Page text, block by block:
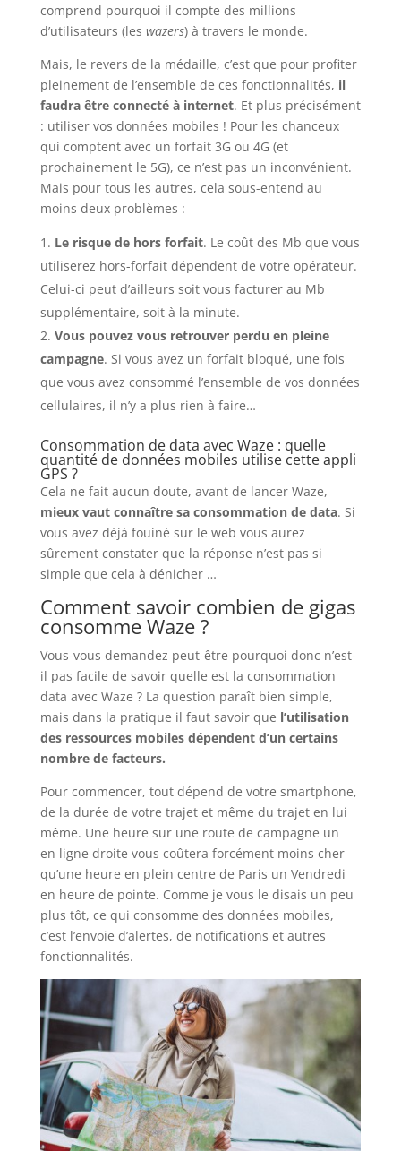
comprend pourquoi il compte des millions
d’utilisateurs (les wazers) à travers le monde.
Mais, le revers de la médaille, c’est que pour profiter
pleinement de l’ensemble de ces fonctionnalités, il
faudra être connecté à internet. Et plus précisément
: utiliser vos données mobiles ! Pour les chanceux
qui comptent avec un forfait 3G ou 4G (et
prochainement le 5G), ce n’est pas un inconvénient.
Mais pour tous les autres, cela sous-entend au
moins deux problèmes :
Le risque de hors forfait. Le coût des Mb que vous
utiliserez hors-forfait dépendent de votre opérateur.
Celui-ci peut d’ailleurs soit vous facturer au Mb
supplémentaire, soit à la minute.
Vous pouvez vous retrouver perdu en pleine
campagne. Si vous avez un forfait bloqué, une fois
que vous avez consommé l’ensemble de vos données
cellulaires, il n’y a plus rien à faire…
Consommation de data avec Waze : quelle
quantité de données mobiles utilise cette appli
GPS ?
Cela ne fait aucun doute, avant de lancer Waze,
mieux vaut connaître sa consommation de data. Si
vous avez déjà fouiné sur le web vous aurez
sûrement constater que la réponse n’est pas si
simple que cela à dénicher …
Comment savoir combien de gigas
consomme Waze ?
Vous-vous demandez peut-être pourquoi donc n’est-
il pas facile de savoir quelle est la consommation
data avec Waze ? La question paraît bien simple,
mais dans la pratique il faut savoir que l’utilisation
des ressources mobiles dépendent d’un certains
nombre de facteurs.
Pour commencer, tout dépend de votre smartphone,
de la durée de votre trajet et même du trajet en lui
même. Une heure sur une route de campagne un
en ligne droite vous coûtera forcément moins cher
qu’une heure en plein centre de Paris un Vendredi
en heure de pointe. Comme je vous le disais un peu
plus tôt, ce qui consomme des données mobiles,
c’est l’envoie d’alertes, de notifications et autres
fonctionnalités.